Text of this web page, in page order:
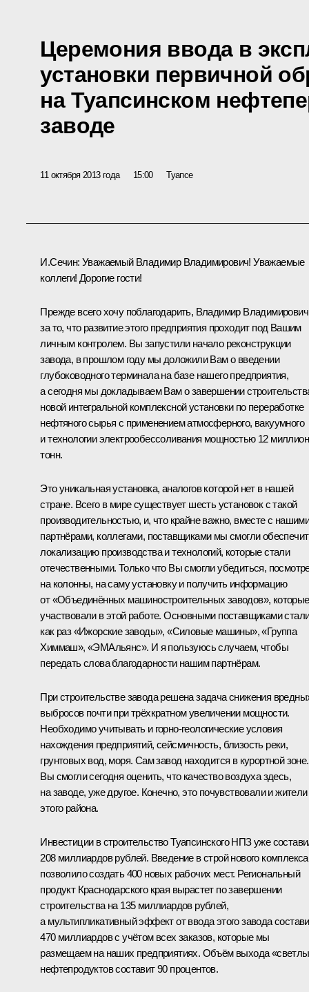
Церемония ввода в
установки первичной
на Туапсинском
заводе
11 октября 2013 года 15:00 Туапсе
И.Сечин: Уважаемый Владимир Владимирович! Уважаемые
коллеги! Дорогие гости!
Прежде всего хочу поблагодарить, Владимир
за то, что развитие этого предприятия проходит под Вашим
личным контролем. Вы запустили начало реконструкции
завода, в прошлом году мы доложили Вам о введении
глубоководного терминала на базе нашего предприятия,
а сегодня мы докладываем Вам о завершении
новой интегральной комплексной установки по переработке
нефтяного сырья с применением атмосферного, вакуумного
и технологии электрообессоливания мощностью 12
тонн.
Это уникальная установка, аналогов которой нет в нашей
стране. Всего в мире существует шесть установок с такой
производительностью, и, что крайне важно, вместе с
партнёрами, коллегами, поставщиками мы смогли
локализацию производства и технологий, которые стали
отечественными. Только что Вы смогли убедиться,
на колонны, на саму установку и получить информацию
от «Объединённых машиностроительных заводов», которые
участвовали в этой работе. Основными поставщиками
как раз «Ижорские заводы», «Силовые машины», «Группа
Химмаш», «ЭМАльянс». И я пользуюсь случаем, чтобы
передать слова благодарности нашим партнёрам.
При строительстве завода решена задача снижения
выбросов почти при трёхкратном увеличении мощности.
Необходимо учитывать и горно-геологические условия
нахождения предприятий, сейсмичность, близость реки,
грунтовых вод, моря. Сам завод находится в курортной зоне.
Вы смогли сегодня оценить, что качество воздуха здесь,
на заводе, уже другое. Конечно, это почувствовали и жители
этого района.
Инвестиции в строительство Туапсинского НПЗ уже
208 миллиардов рублей. Введение в строй нового комплекса
позволило создать 400 новых рабочих мест. Региональный
продукт Краснодарского края вырастет по завершении
строительства на 135 миллиардов рублей,
а мультипликативный эффект от ввода этого завода
470 миллиардов с учётом всех заказов, которые мы
размещаем на наших предприятиях. Объём выхода
нефтепродуктов составит 90 процентов.